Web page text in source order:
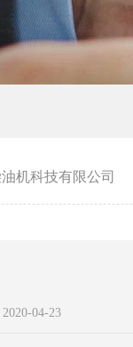
机科技有限公司
04-23